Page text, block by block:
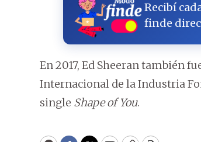
Recibí
finde
En 2017, Ed Sheeran también
Internacional de la Industria
single Shape of You.